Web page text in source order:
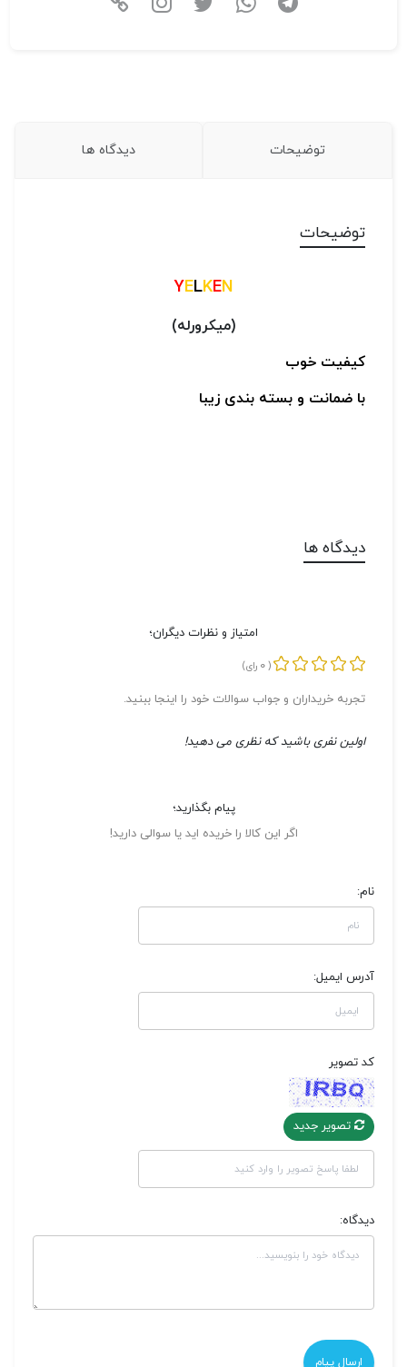
توضیحات دیدگاه ها
توضیحات
YELKEN
(میکرورله)
کیفیت خوب
با ضمانت و بسته بندی زیبا
دیدگاه ها
امتیاز و نظرات دیگران؛
(
0 رای)
تجربه خریداران و جواب سوالات خود را اینجا ببنید.
اولین نفری باشید که نظری می دهید!
پیام بگذارید؛
اگر این کالا را خریده اید یا سوالی دارید!
نام:
آدرس ایمیل:
کد تصویر
تصویر جدید
دیدگاه: